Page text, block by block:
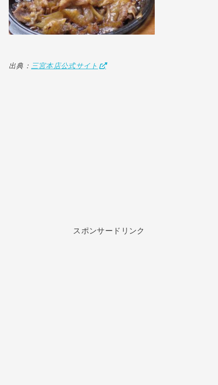
出典： 三宮本店公式サイト
スポンサードリンク